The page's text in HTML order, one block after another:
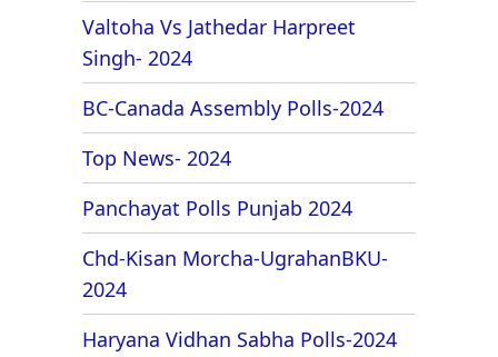
Valtoha Vs Jathedar Harpreet
Singh- 2024
BC-Canada Assembly Polls-2024
Top News- 2024
Panchayat Polls Punjab 2024
Chd-Kisan Morcha-UgrahanBKU-
2024
Haryana Vidhan Sabha Polls-2024